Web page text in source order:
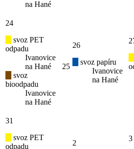
na Hané
24
svoz PET
odpadu
Ivanovice
na Hané
svoz
bioodpadu
Ivanovice
na Hané
25
26
svoz papíru
Ivanovice
na Hané
31
svoz PET
odpadu
2
3